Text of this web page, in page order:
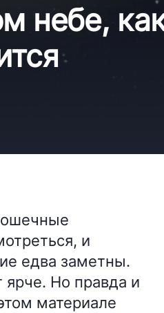
небе,
и
едва заметны.
ярче. Но правда и
материале